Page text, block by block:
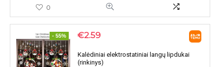
0
- 55% €2.59
Kalėdiniai elektrostatiniai langų lipdukai
(rinkinys)